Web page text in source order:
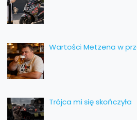
Wartości Metzena w
Trójca mi się skończyła